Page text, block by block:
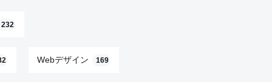
232
Webデザイン 169